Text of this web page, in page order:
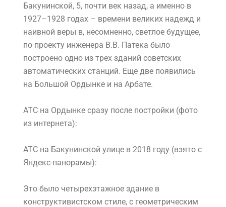
Бакунинской, 5, почти век назад, а именно в
1927–1928 годах – времени великих надежд и
наивной веры в, несомненно, светлое будущее,
по проекту инженера В.В. Патека было
построено одно из трех зданий советских
автоматических станций. Еще две появились
на Большой Ордынке и на Арбате.
АТС на Ордынке сразу после постройки (фото
из интернета):
АТС на Бакунинской улице в 2018 году (взято с
Яндекс-панорамы):
Это было четырехэтажное здание в
конструктивистском стиле, с геометрическим